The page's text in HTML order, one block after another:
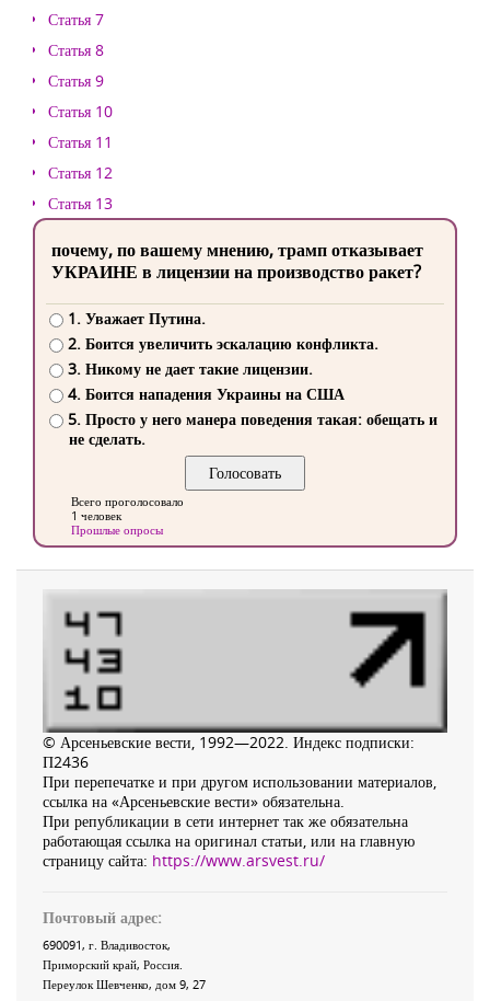
Статья 7
Статья 8
Статья 9
Статья 10
Статья 11
Статья 12
Статья 13
почему, по вашему мнению, трамп отказывает
УКРАИНЕ в лицензии на производство ракет?
1. Уважает Путина.
2. Боится увеличить эскалацию конфликта.
3. Никому не дает такие лицензии.
4. Боится нападения Украины на США
5. Просто у него манера поведения такая: обещать и
не сделать.
Всего проголосовало
1 человек
Прошлые опросы
© Арсеньевские вести, 1992—2022. Индекс подписки:
П2436
При перепечатке и при другом использовании материалов,
ссылка на «Арсеньевские вести» обязательна.
При републикации в сети интернет так же обязательна
работающая ссылка на оригинал статьи, или на главную
страницу сайта: https://www.arsvest.ru/
Почтовый адрес:
690091, г. Владивосток,
Приморский край, Россия
Переулок Шевченко, дом 9, 27